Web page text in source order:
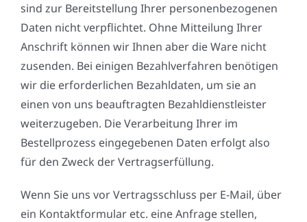
sind zur Bereitstellung Ihrer personenbezogenen
Daten nicht verpflichtet. Ohne Mitteilung Ihrer
Anschrift können wir Ihnen aber die Ware nicht
zusenden. Bei einigen Bezahlverfahren benötigen
wir die erforderlichen Bezahldaten, um sie an
einen von uns beauftragten Bezahldienstleister
weiterzugeben. Die Verarbeitung Ihrer im
Bestellprozess eingegebenen Daten erfolgt also
für den Zweck der Vertragserfüllung.
Wenn Sie uns vor Vertragsschluss per E-Mail, über
ein Kontaktformular etc. eine Anfrage stellen,